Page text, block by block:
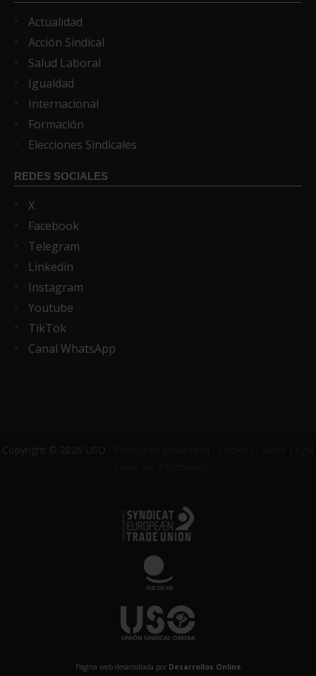
Actualidad
Acción Sindical
Salud Laboral
Igualdad
Internacional
Formación
Elecciones Sindicales
REDES SOCIALES
X
Facebook
Telegram
Linkedin
Instagram
Youtube
TikTok
Canal WhatsApp
Copyright © 2026 USO ·
Página web desarrollada por Desarrollos Online